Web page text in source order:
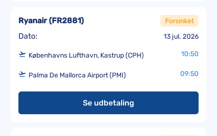
Dato: 13 jul. 2026
Ryanair(FR2881) Forsinket
Københavns Lufthavn, Kastrup (CPH) 10:50
Palma De Mallorca Airport (PMI) 09:50
Se udbetaling